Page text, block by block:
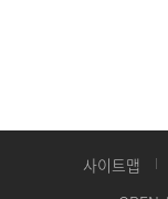
사이트맵